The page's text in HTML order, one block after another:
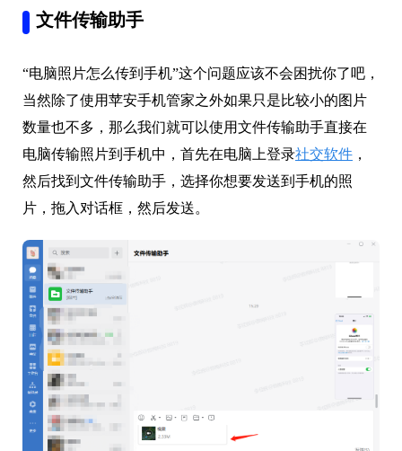
文件传输助手
“电脑照片怎么传到手机”这个问题应该不会困扰你了吧，
当然除了使用苹安手机管家之外如果只是比较小的图片
数量也不多，那么我们就可以使用文件传输助手直接在
电脑传输照片到手机中，首先在电脑上登录社交软件 ，
然后找到文件传输助手，选择你想要发送到手机的照
片，拖入对话框，然后发送。